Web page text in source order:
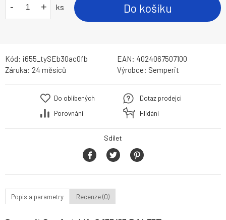
- + ks Do košíku
Kód: i655_tySEb30ac0fb EAN: 4024067507100
Záruka: 24 měsíců Výrobce: Semperit
Do oblíbených
Porovnání
Dotaz prodejci
Hlídání
Sdílet
Popis a parametry Recenze (0)